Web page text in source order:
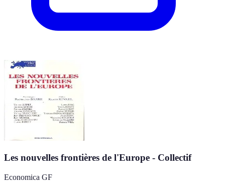
Les nouvelles frontières de l'Europe - Collectif
Economica GF